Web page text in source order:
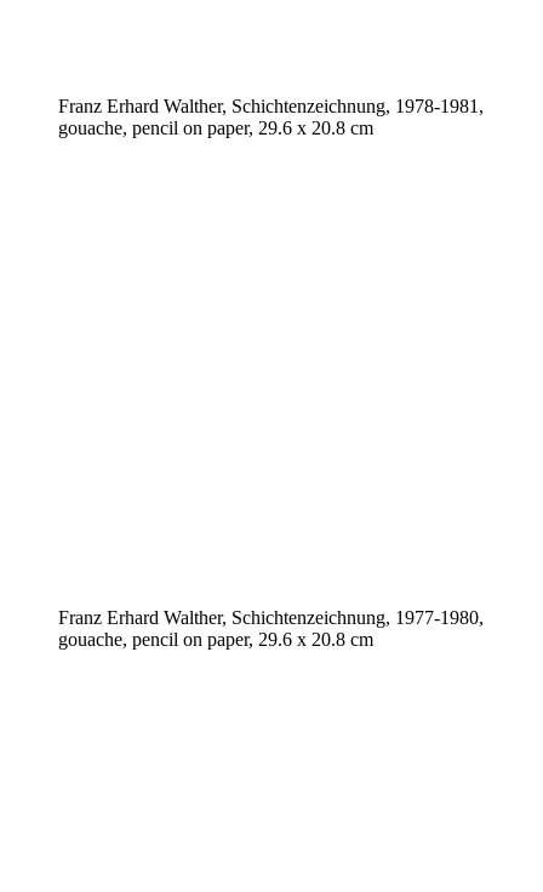
Franz Erhard Walther, Schichtenzeichnung, 1978-1981,
gouache, pencil on paper, 29.6 x 20.8 cm
Franz Erhard Walther, Schichtenzeichnung, 1977-1980,
gouache, pencil on paper, 29.6 x 20.8 cm